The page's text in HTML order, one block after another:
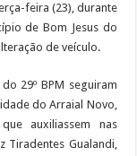
feira (23), durante
de Bom Jesus do
de veículo.
29º BPM seguiram
do Arraial Novo,
auxiliassem nas
Tiradentes Gualandi,